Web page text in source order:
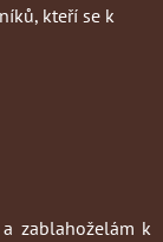
kteří se k
zablahoželám k